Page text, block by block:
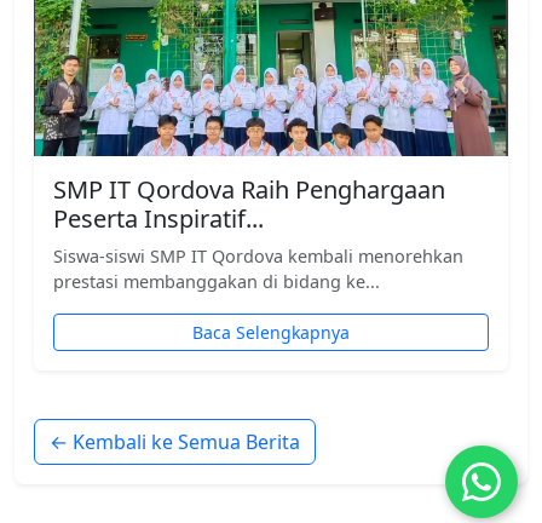
SMP IT Qordova Raih Penghargaan
Peserta Inspiratif...
Siswa-siswi SMP IT Qordova kembali menorehkan
prestasi membanggakan di bidang ke...
Baca Selengkapnya
← Kembali ke Semua Berita